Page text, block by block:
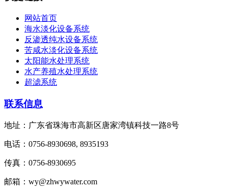
网站首页
海水淡化设备系统
反渗透纯水设备系统
苦咸水淡化设备系统
太阳能水处理系统
水产养殖水处理系统
超滤系统
联系信息
地址：广东省珠海市高新区唐家湾镇科技一路8号
电话：0756-8930698, 8935193
传真：0756-8930695
邮箱：wy@zhwywater.com